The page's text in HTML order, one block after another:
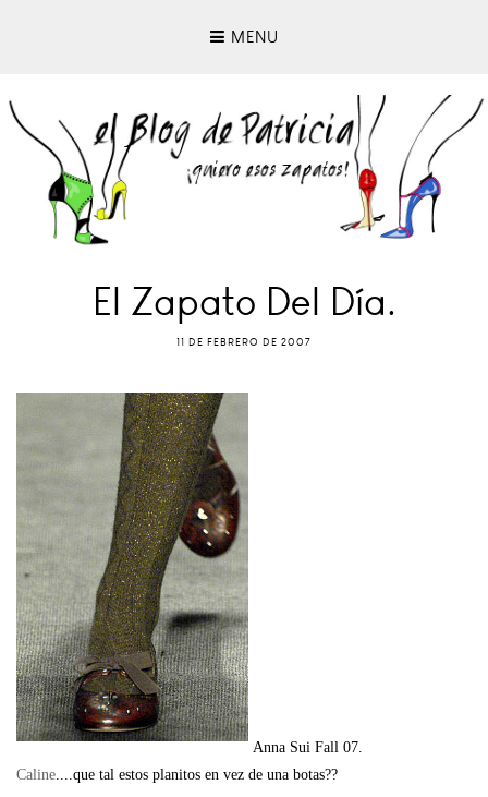
MENU
El Zapato Del Día.
11 DE FEBRERO DE 2007
Anna Sui Fall 07.
Caline ....que tal estos planitos en vez de una botas??